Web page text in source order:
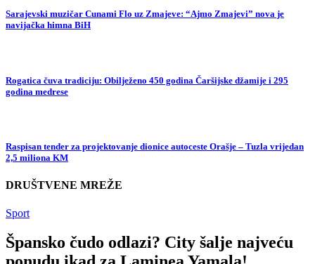
Sarajevski muzičar Cunami Flo uz Zmajeve: “Ajmo Zmajevi” nova je
navijačka himna BiH
Rogatica čuva tradiciju: Obilježeno 450 godina Čaršijske džamije i 295
godina medrese
Raspisan tender za projektovanje dionice autoceste Orašje – Tuzla vrijedan
2,5 miliona KM
DRUŠTVENE MREŽE
Sport
Špansko čudo odlazi? City šalje najveću